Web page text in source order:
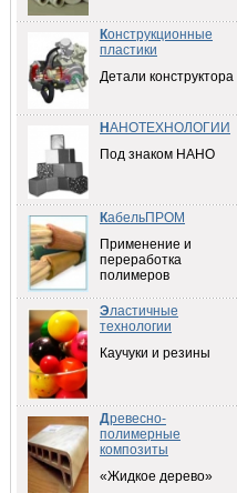
Конструкционные
пластики
Детали конструктора
Н АНОТЕХНОЛОГИИ
Под знаком НАНО
КабельПРОМ
Применение и
переработка
полимеров
Эластичные
технологии
Каучуки и резины
Древесно-
полимерные
композиты
«Жидкое дерево»